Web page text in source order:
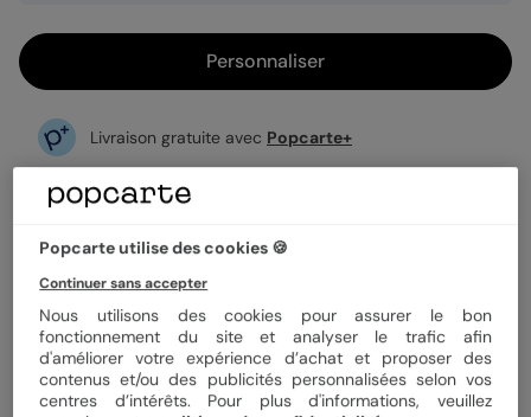
Personnaliser
Livraison gratuite avec Popcarte+
Payez en 3 fois sans frais
En savoir plus
Informations produit
Un magnet photo rectangle, personnalisé avec vos plus
jolis souvenirs, qui s’invite sur le frigo ou n’importe quelle
surface métallique. Toujours sous les yeux, c’est le petit
rien qui change tout. Un magnet personnalisé à garder
Popcarte utilise des cookies 🍪
Continuer sans accepter
Nous utilisons des cookies pour assurer le bon
fonctionnement du site et analyser le trafic afin
d'améliorer votre expérience d’achat et proposer des
contenus et/ou des publicités personnalisées selon vos
centres d’intérêts. Pour plus d'informations, veuillez